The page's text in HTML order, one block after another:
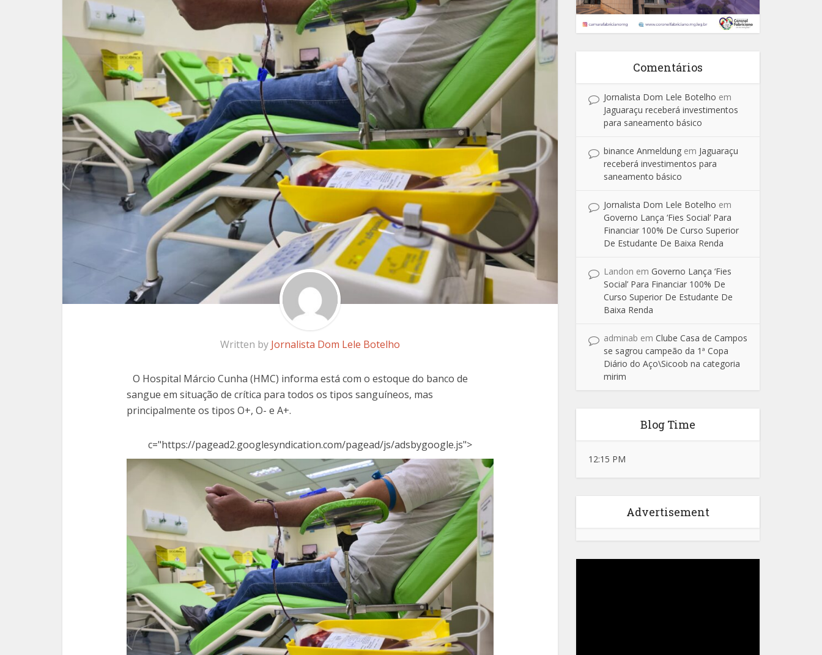
Written by Jornalista Dom Lele Botelho
O Hospital Márcio Cunha (HMC) informa está com o estoque do banco de
sangue em situação de crítica para todos os tipos sanguíneos, mas
principalmente os tipos O+, O- e A+.
c="https://pagead2.googlesyndication.com/pagead/js/adsbygoogle.js">
Comentários
Jornalista Dom Lele Botelho em
Jaguaraçu receberá investimentos
para saneamento básico
binance Anmeldung em Jaguaraçu
receberá investimentos para
saneamento básico
Jornalista Dom Lele Botelho em
Governo Lança ‘Fies Social’ Para
Financiar 100% De Curso Superior
De Estudante De Baixa Renda
Landon em Governo Lança ‘Fies
Social’ Para Financiar 100% De
Curso Superior De Estudante De
Baixa Renda
adminab em Clube Casa de Campos
se sagrou campeão da 1ª Copa
Diário do Aço\Sicoob na categoria
mirim
Blog Time
12:15 PM
Advertisement